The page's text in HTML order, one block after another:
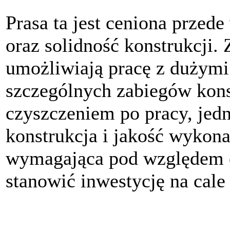
Prasa ta jest ceniona
oraz solidność konstrukcji.
umożliwiają pracę z
szczególnych zabiegów
czyszczeniem po pracy,
konstrukcja i jakość
wymagająca pod
stanowić inwestycję na